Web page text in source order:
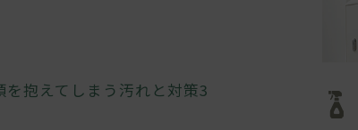
抱えてしまう汚れと対策3